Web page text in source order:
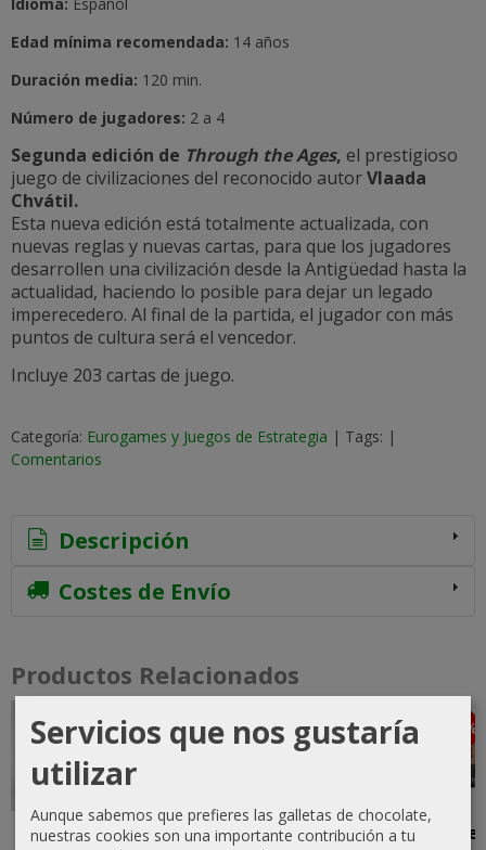
Edad mínima recomendada: 14 años
Duración media: 120 min.
Número de jugadores: 2 a 4
Segunda edición de Through the Ages, el prestigioso
juego de civilizaciones del reconocido autorVlaada
Chvátil.
Esta nueva edición está totalmente actualizada, con
nuevas reglas y nuevas cartas, para que los jugadores
desarrollen una civilización desde la Antigüedad hasta la
actualidad, haciendo lo posible para dejar un legado
imperecedero. Al final de la partida, el jugador con más
puntos de cultura será el vencedor.
Incluye 203 cartas de juego.
Categoría: Eurogames y Juegos de Estrategia | Tags: |
Comentarios
Descripción
Costes de Envío
Productos Relacionados
-10 %
Call of
-10 %
Warhammer
Agotado-25 %
Marvel
-10 %
El Señor de
Servicios que nos gustaría
utilizar
Aunque sabemos que prefieres las galletas de chocolate,
nuestras cookies son una importante contribución a tu